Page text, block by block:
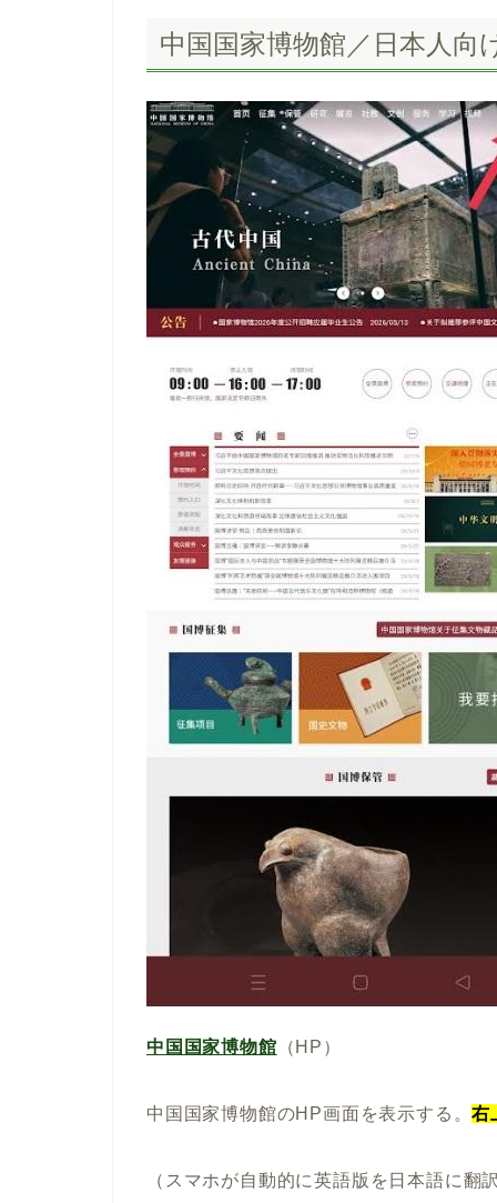
中国国家博物館／日本人向
中国国家博物館 （HP）
中国国家博物館のHP画面を表示する。右
（スマホが自動的に英語版を日本語に